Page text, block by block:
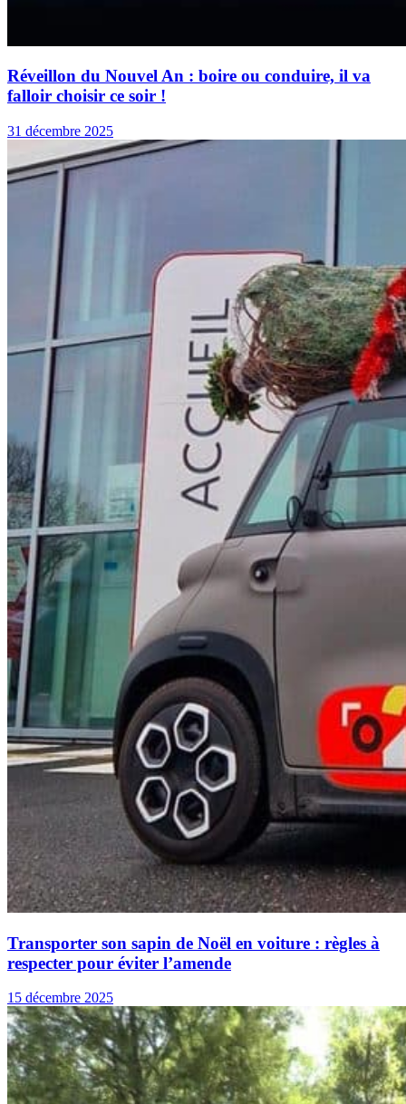
Réveillon du Nouvel An : boire ou conduire, il va
falloir choisir ce soir !
31 décembre 2025
Transporter son sapin de Noël en voiture : règles à
respecter pour éviter l’amende
15 décembre 2025